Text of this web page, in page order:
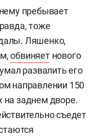
пребывает
тоже
Ляшенко,
обвиняетнового
развалить его
направлении 150
на заднем дворе.
съедет